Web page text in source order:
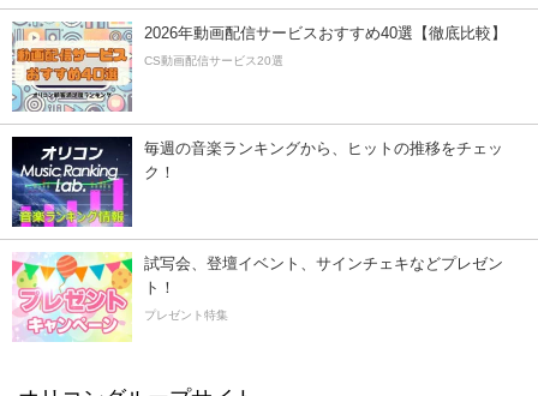
2026年動画配信サービスおすすめ40選【徹底比較】
CS動画配信サービス20選
毎週の音楽ランキングから、ヒットの推移をチェッ
ク！
試写会、登壇イベント、サインチェキなどプレゼン
ト！
プレゼント特集